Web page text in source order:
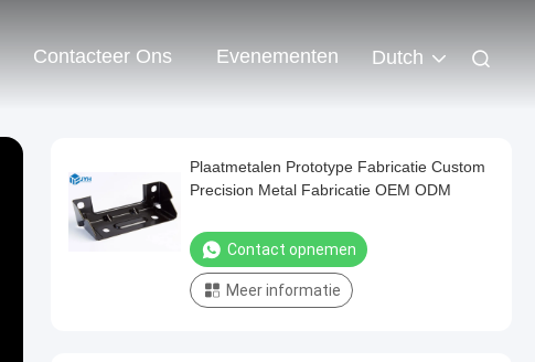
Contacteer Ons Evenementen Dutch
Plaatmetalen Prototype Fabricatie Custom
Precision Metal Fabricatie OEM ODM
Contact opnemen
Meer informatie